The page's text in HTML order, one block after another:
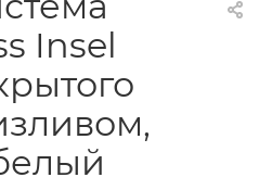
Insel